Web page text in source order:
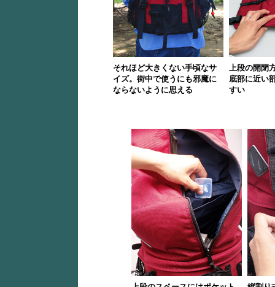
それほど大きくない手頃なサ
イズ。街中で使うにも邪魔に
ならないように思える
上段の開閉
底部に近い
すい